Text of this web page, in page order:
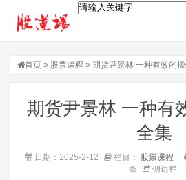
首页 » 股票课程 » 期货尹景林 一种有效的
期货尹景林 一种有
全集
日期：2025-2-12 栏目： 股票课程
条
侧边栏